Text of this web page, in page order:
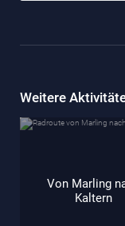
Weitere
Von Marling
Kaltern